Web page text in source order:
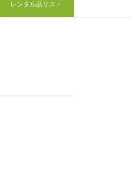
レンタル品リスト